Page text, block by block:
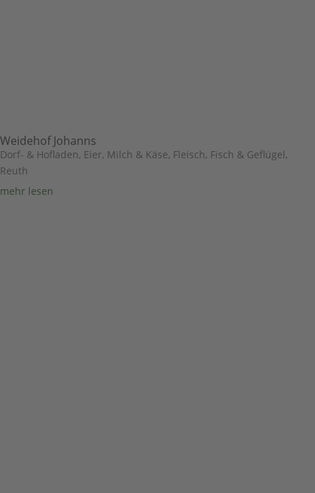
Weidehof Johanns
Dorf- & Hofladen, Eier, Milch & Käse, Fleisch, Fisch & Geflügel,
Reuth
mehr lesen